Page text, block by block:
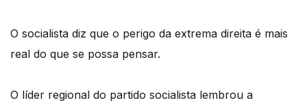
O socialista diz que o perigo da extrema direita é mais
real do que se possa pensar.
O líder regional do partido socialista lembrou a